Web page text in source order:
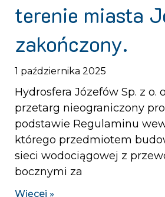
terenie miasta
zakończony.
1 października 2025
Hydrosfera Józefów Sp. z o.
przetarg nieograniczony
podstawie Regulaminu
którego przedmiotem
sieci wodociągowej z
bocznymi za
Więcej »